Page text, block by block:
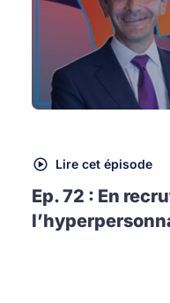
Lire cet épisode
Ep. 72 : En